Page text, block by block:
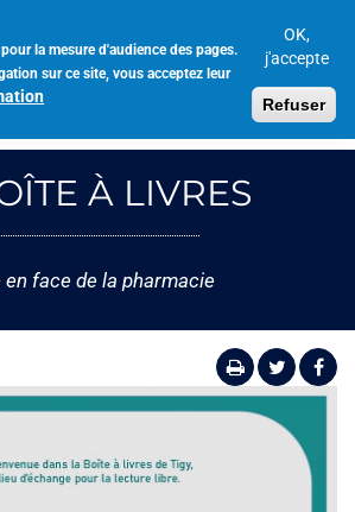
la mesure d'audience des pages.
sur ce site, vous acceptez leur
OK,
j'accepte
Refuser
À LIVRES
en face de la pharmacie